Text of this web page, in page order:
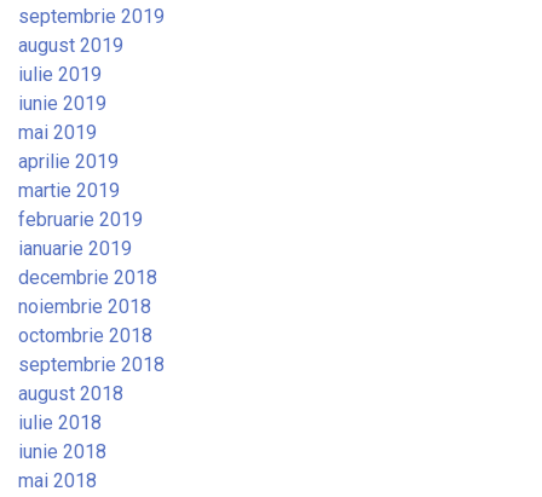
septembrie 2019
august 2019
iulie 2019
iunie 2019
mai 2019
aprilie 2019
martie 2019
februarie 2019
ianuarie 2019
decembrie 2018
noiembrie 2018
octombrie 2018
septembrie 2018
august 2018
iulie 2018
iunie 2018
mai 2018